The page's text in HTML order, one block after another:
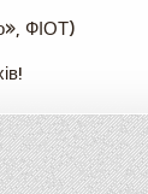
ФІОТ)